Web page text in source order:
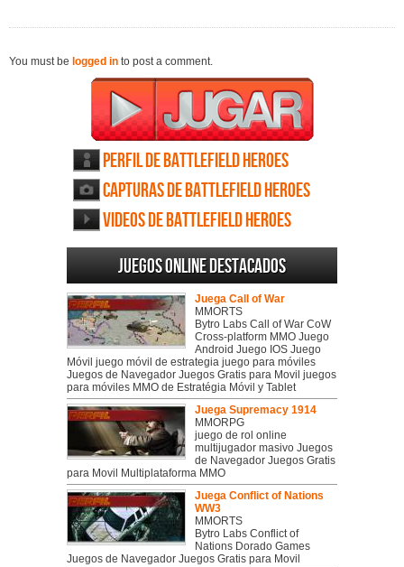
You must be logged in to post a comment.
Perfil de Battlefield Heroes
Capturas de Battlefield Heroes
Videos de Battlefield Heroes
Juegos online destacados
Juega Call of War
MMORTS
Bytro Labs Call of War CoW
Cross-platform MMO Juego
Android Juego IOS Juego
Móvil juego móvil de estrategia juego para móviles
Juegos de Navegador Juegos Gratis para Movil juegos
para móviles MMO de Estratégia Móvil y Tablet
Juega Supremacy 1914
MMORPG
juego de rol online
multijugador masivo Juegos
de Navegador Juegos Gratis
para Movil Multiplataforma MMO
Juega Conflict of Nations
WW3
MMORTS
Bytro Labs Conflict of
Nations Dorado Games
Juegos de Navegador Juegos Gratis para Movil